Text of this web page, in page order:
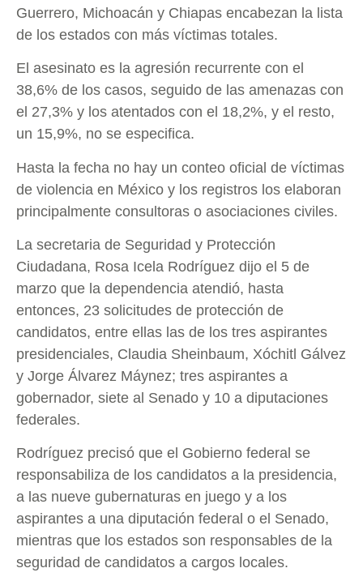
Guerrero, Michoacán y Chiapas encabezan la lista
de los estados con más víctimas totales.
El asesinato es la agresión recurrente con el
38,6% de los casos, seguido de las amenazas con
el 27,3% y los atentados con el 18,2%, y el resto,
un 15,9%, no se especifica.
Hasta la fecha no hay un conteo oficial de víctimas
de violencia en México y los registros los elaboran
principalmente consultoras o asociaciones civiles.
La secretaria de Seguridad y Protección
Ciudadana, Rosa Icela Rodríguez dijo el 5 de
marzo que la dependencia atendió, hasta
entonces, 23 solicitudes de protección de
candidatos, entre ellas las de los tres aspirantes
presidenciales, Claudia Sheinbaum, Xóchitl Gálvez
y Jorge Álvarez Máynez; tres aspirantes a
gobernador, siete al Senado y 10 a diputaciones
federales.
Rodríguez precisó que el Gobierno federal se
responsabiliza de los candidatos a la presidencia,
a las nueve gubernaturas en juego y a los
aspirantes a una diputación federal o el Senado,
mientras que los estados son responsables de la
seguridad de candidatos a cargos locales.